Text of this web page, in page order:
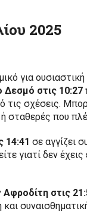
2025
για
Δεσμό στις 10:27
σχέσεις.
σταθερές που
14:41 σε αγγίζει
γιατί δεν
στις
και